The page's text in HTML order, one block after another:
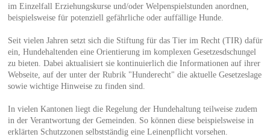
im Einzelfall Erziehungskurse und/oder Welpenspielstunden anordnen,
beispielsweise für potenziell gefährliche oder auffällige Hunde.
Seit vielen Jahren setzt sich die Stiftung für das Tier im Recht (TIR) dafür
ein, Hundehaltenden eine Orientierung im komplexen Gesetzesdschungel
zu bieten. Dabei aktualisiert sie kontinuierlich die Informationen auf ihrer
Webseite, auf der unter der Rubrik "Hunderecht" die aktuelle Gesetzeslage
sowie wichtige Hinweise zu finden sind.
In vielen Kantonen liegt die Regelung der Hundehaltung teilweise zudem
in der Verantwortung der Gemeinden. So können diese beispielsweise in
erklärten Schutzzonen selbstständig eine Leinenpflicht vorsehen.